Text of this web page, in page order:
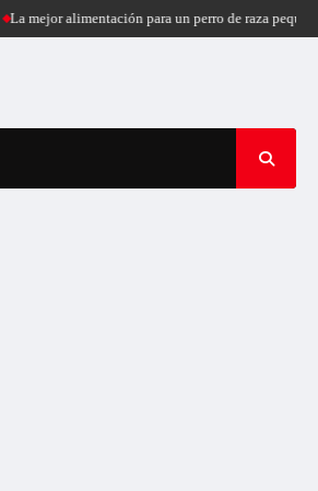
La mejor alimentación para un perro de raza pequeña